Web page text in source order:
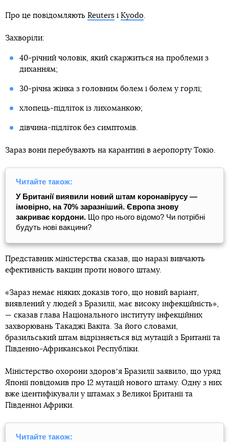
Про це повідомляють Reuters і Kyodo.
Захворіли:
40-річний чоловік, який скаржиться на проблеми з
диханням;
30-річна жінка з головним болем і болем у горлі;
хлопець-підліток із лихоманкою;
дівчина-підліток без симптомів.
Зараз вони перебувають на карантині в аеропорту Токіо.
Читайте також:
У Британії виявили новий штам коронавірусу —
імовірно, на 70% заразніший. Європа знову
закриває кордони. Що про нього відомо? Чи потрібні
будуть нові вакцини?
Представник міністерства сказав, що наразі вивчають
ефективність вакцин проти нового штаму.
«Зараз немає ніяких доказів того, що новий варіант,
виявлений у людей з Бразилії, має високу інфекційність»,
— сказав глава Національного інституту інфекційних
захворювань Такаджі Вакіта. За його словами,
бразильський штам відрізняється від мутацій з Британії та
Південно-Африканської Республіки.
Міністерство охорони здоровʼя Бразилії заявило, що уряд
Японії повідомив про 12 мутацій нового штаму. Одну з них
вже ідентифікували у штамах з Великої Британії та
Південної Африки.
Читайте також: